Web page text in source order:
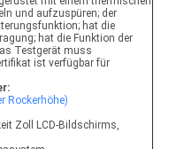
und aufzuspüren; der
hat die
hat die Funktion der
Testgerät muss
ist verfügbar für
Rockerhöhe)
Zoll LCD-Bildschirms,